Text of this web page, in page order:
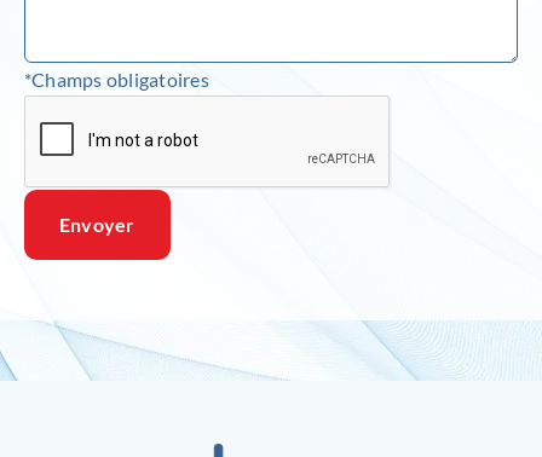
*Champs obligatoires